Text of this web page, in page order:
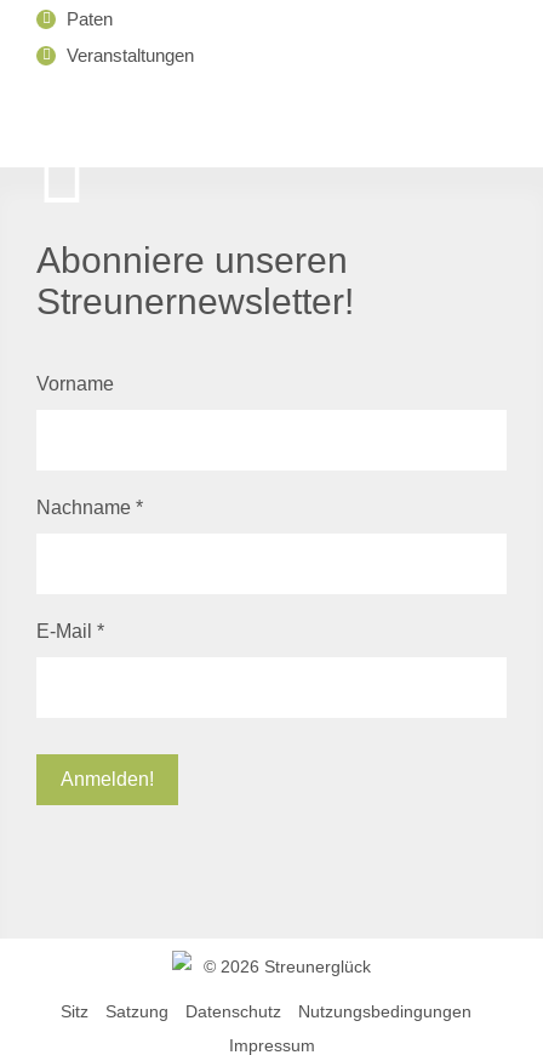
Paten
Veranstaltungen
Abonniere unseren
Streunernewsletter!
Vorname
Nachname *
E-Mail *
© 2026 Streunerglück
Sitz Satzung Datenschutz
Nutzungsbedingungen
Impressum